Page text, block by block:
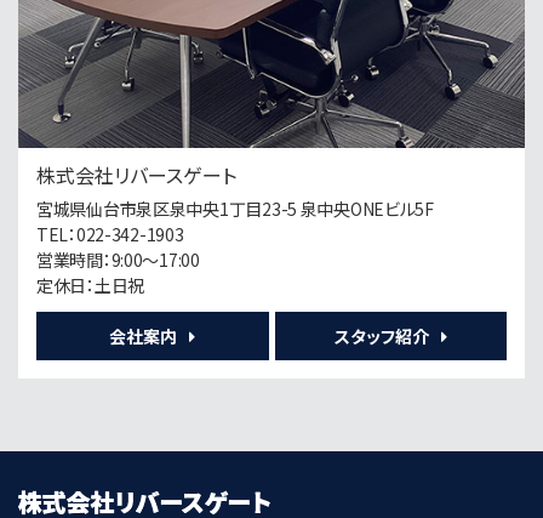
第5位
8,000万円
6.1%
長町南駅
歩20分
第6位
歩11分
株式会社リバースゲート
宮城県仙台市泉区泉中央1丁目23-5 泉中央ONEビル5F
TEL：022-342-1903
営業時間：9:00～17:00
定休日：土日祝
会社案内 スタッフ紹介